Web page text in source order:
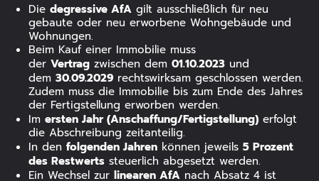
Die degressive AfA gilt ausschließlich für neu
gebaute oder neu erworbene Wohngebäude und
Wohnungen.
Beim Kauf einer Immobilie muss
der Vertrag zwischen dem 01.10.2023 und
dem 30.09.2029 rechtswirksam geschlossen werden.
Zudem muss die Immobilie bis zum Ende des Jahres
der Fertigstellung erworben werden.
Im ersten Jahr (Anschaffung/Fertigstellung) erfolgt
die Abschreibung zeitanteilig.
In den folgenden Jahren können jeweils 5 Prozent
des Restwerts steuerlich abgesetzt werden.
Ein Wechsel zur linearen AfA nach Absatz 4 ist